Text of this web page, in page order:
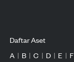
Daftar Aset
A | B | C | D | E | F